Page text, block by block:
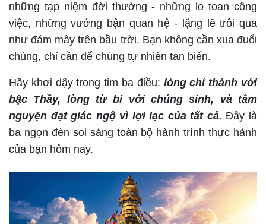
những tạp niệm đời thường - những lo toan công
việc, những vướng bận quan hệ - lặng lẽ trôi qua
như đám mây trên bầu trời. Bạn không cần xua đuổi
chúng, chỉ cần để chúng tự nhiên tan biến.
Hãy khơi dậy trong tim ba điều: lòng chí thành với
bậc Thầy, lòng từ bi với chúng sinh, và tâm
nguyện đạt giác ngộ vì lợi lạc của tất cả. Đây là
ba ngọn đèn soi sáng toàn bộ hành trình thực hành
của bạn hôm nay.